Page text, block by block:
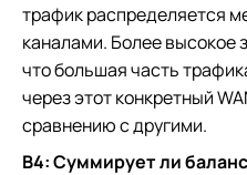
трафик распределяется
каналами. Более высокое
что большая часть
через этот конкретный
сравнению с другими.
В4: Суммирует ли